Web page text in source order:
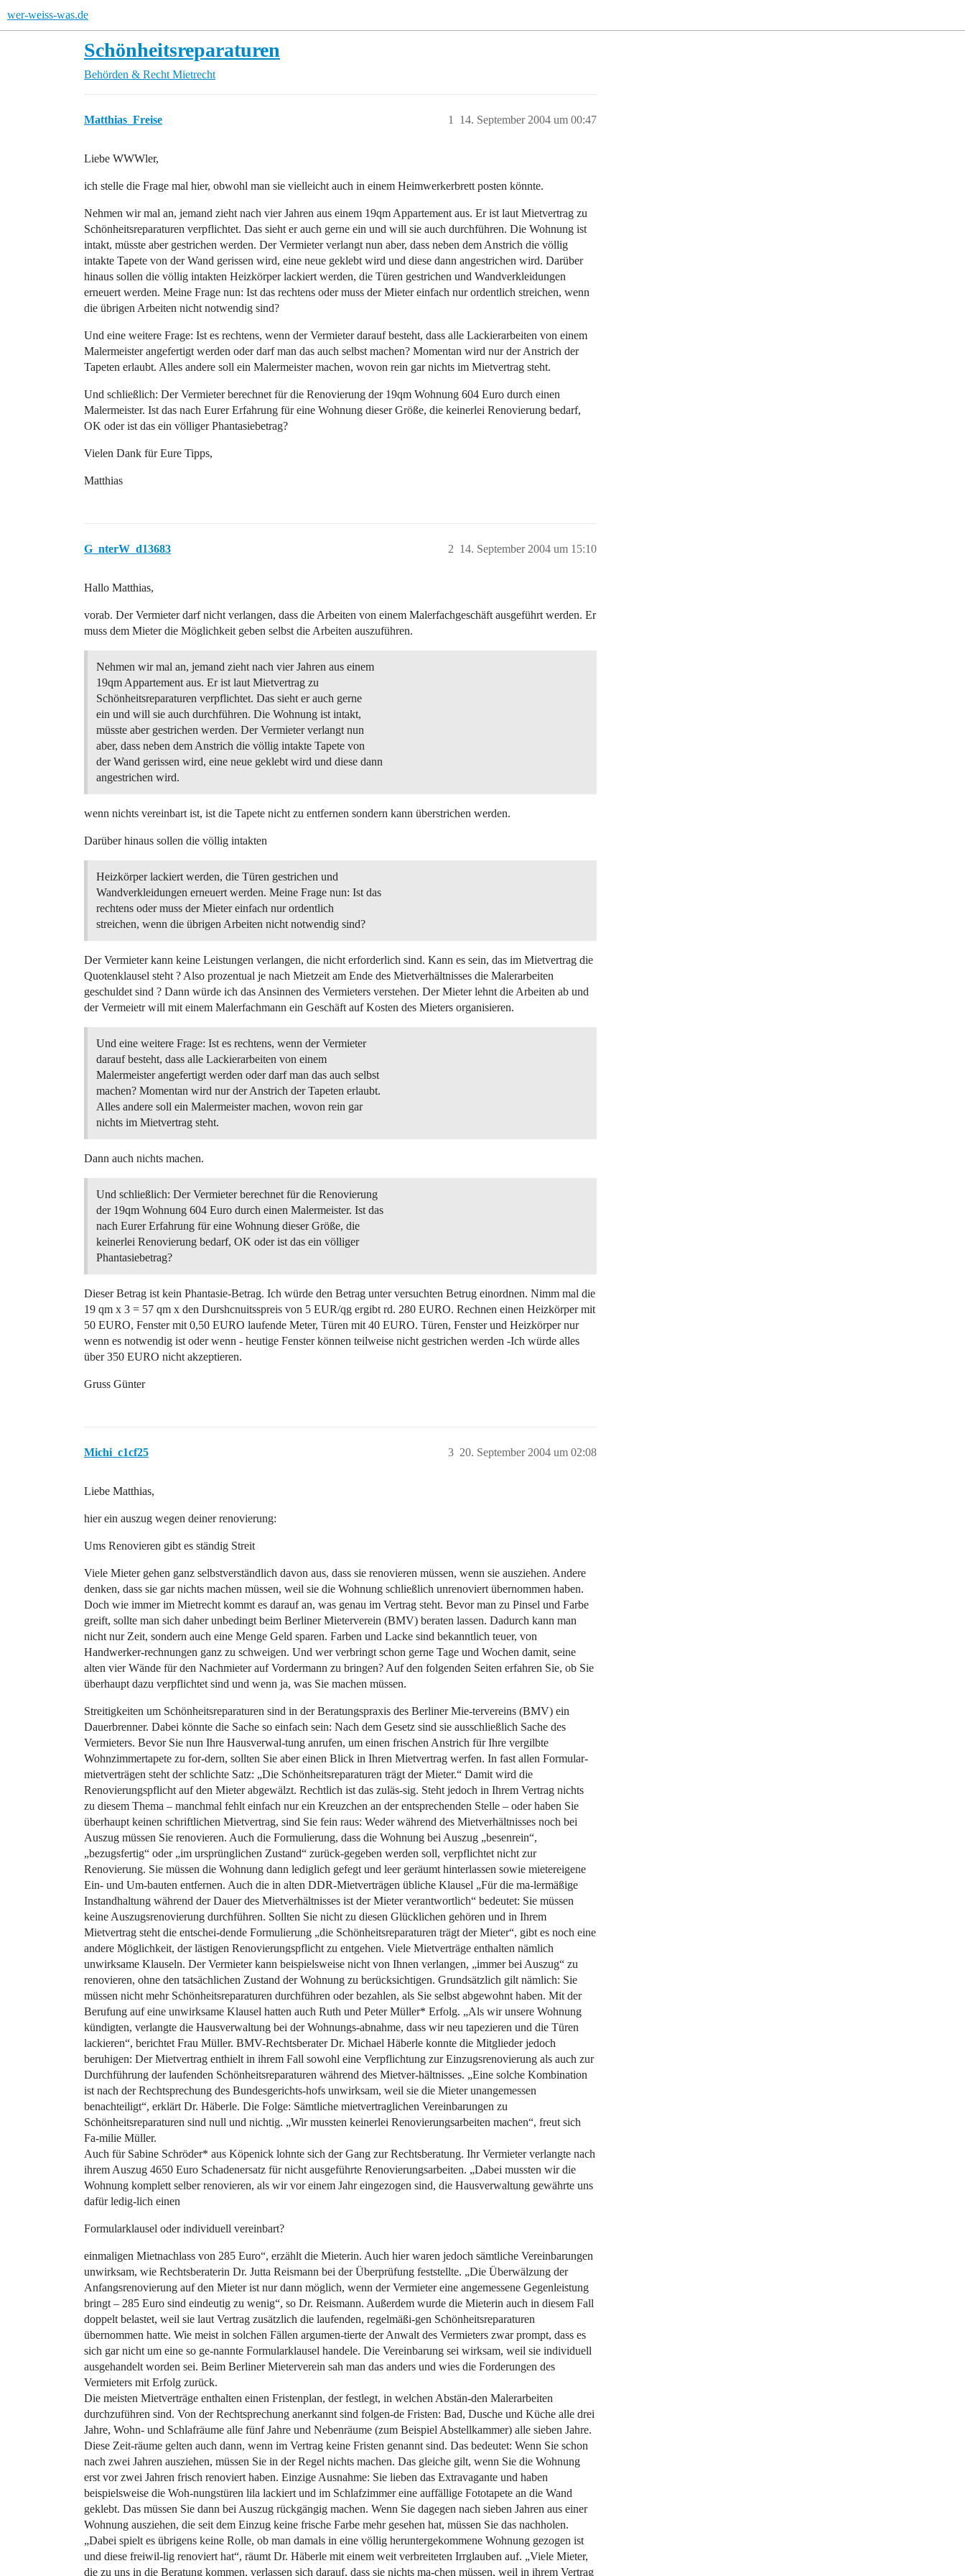
wer-weiss-was.de
Schönheitsreparaturen
Behörden & Recht Mietrecht
Matthias_Freise 14. September 2004 um 00:47
1
Liebe WWWler,
ich stelle die Frage mal hier, obwohl man sie vielleicht auch in einem Heimwerkerbrett posten könnte.
Nehmen wir mal an, jemand zieht nach vier Jahren aus einem 19qm Appartement aus. Er ist laut Mietvertrag zu
Schönheitsreparaturen verpflichtet. Das sieht er auch gerne ein und will sie auch durchführen. Die Wohnung ist
intakt, müsste aber gestrichen werden. Der Vermieter verlangt nun aber, dass neben dem Anstrich die völlig
intakte Tapete von der Wand gerissen wird, eine neue geklebt wird und diese dann angestrichen wird. Darüber
hinaus sollen die völlig intakten Heizkörper lackiert werden, die Türen gestrichen und Wandverkleidungen
erneuert werden. Meine Frage nun: Ist das rechtens oder muss der Mieter einfach nur ordentlich streichen, wenn
die übrigen Arbeiten nicht notwendig sind?
Und eine weitere Frage: Ist es rechtens, wenn der Vermieter darauf besteht, dass alle Lackierarbeiten von einem
Malermeister angefertigt werden oder darf man das auch selbst machen? Momentan wird nur der Anstrich der
Tapeten erlaubt. Alles andere soll ein Malermeister machen, wovon rein gar nichts im Mietvertrag steht.
Und schließlich: Der Vermieter berechnet für die Renovierung der 19qm Wohnung 604 Euro durch einen
Malermeister. Ist das nach Eurer Erfahrung für eine Wohnung dieser Größe, die keinerlei Renovierung bedarf,
OK oder ist das ein völliger Phantasiebetrag?
Vielen Dank für Eure Tipps,
Matthias
G_nterW_d13683 14. September 2004 um 15:10
2
Hallo Matthias,
vorab. Der Vermieter darf nicht verlangen, dass die Arbeiten von einem Malerfachgeschäft ausgeführt werden. Er
muss dem Mieter die Möglichkeit geben selbst die Arbeiten auszuführen.
Nehmen wir mal an, jemand zieht nach vier Jahren aus einem
19qm Appartement aus. Er ist laut Mietvertrag zu
Schönheitsreparaturen verpflichtet. Das sieht er auch gerne
ein und will sie auch durchführen. Die Wohnung ist intakt,
müsste aber gestrichen werden. Der Vermieter verlangt nun
aber, dass neben dem Anstrich die völlig intakte Tapete von
der Wand gerissen wird, eine neue geklebt wird und diese dann
angestrichen wird.
wenn nichts vereinbart ist, ist die Tapete nicht zu entfernen sondern kann überstrichen werden.
Darüber hinaus sollen die völlig intakten
Heizkörper lackiert werden, die Türen gestrichen und
Wandverkleidungen erneuert werden. Meine Frage nun: Ist das
rechtens oder muss der Mieter einfach nur ordentlich
streichen, wenn die übrigen Arbeiten nicht notwendig sind?
Der Vermieter kann keine Leistungen verlangen, die nicht erforderlich sind. Kann es sein, das im Mietvertrag die
Quotenklausel steht ? Also prozentual je nach Mietzeit am Ende des Mietverhältnisses die Malerarbeiten
geschuldet sind ? Dann würde ich das Ansinnen des Vermieters verstehen. Der Mieter lehnt die Arbeiten ab und
der Vermeietr will mit einem Malerfachmann ein Geschäft auf Kosten des Mieters organisieren.
Und eine weitere Frage: Ist es rechtens, wenn der Vermieter
darauf besteht, dass alle Lackierarbeiten von einem
Malermeister angefertigt werden oder darf man das auch selbst
machen? Momentan wird nur der Anstrich der Tapeten erlaubt.
Alles andere soll ein Malermeister machen, wovon rein gar
nichts im Mietvertrag steht.
Dann auch nichts machen.
Und schließlich: Der Vermieter berechnet für die Renovierung
der 19qm Wohnung 604 Euro durch einen Malermeister. Ist das
nach Eurer Erfahrung für eine Wohnung dieser Größe, die
keinerlei Renovierung bedarf, OK oder ist das ein völliger
Phantasiebetrag?
Dieser Betrag ist kein Phantasie-Betrag. Ich würde den Betrag unter versuchten Betrug einordnen. Nimm mal die
19 qm x 3 = 57 qm x den Durshcnuitsspreis von 5 EUR/qg ergibt rd. 280 EURO. Rechnen einen Heizkörper mit
50 EURO, Fenster mit 0,50 EURO laufende Meter, Türen mit 40 EURO. Türen, Fenster und Heizkörper nur
wenn es notwendig ist oder wenn - heutige Fenster können teilweise nicht gestrichen werden -Ich würde alles
über 350 EURO nicht akzeptieren.
Gruss Günter
Michi_c1cf25 20. September 2004 um 02:08
3
Liebe Matthias,
hier ein auszug wegen deiner renovierung:
Ums Renovieren gibt es ständig Streit
Viele Mieter gehen ganz selbstverständlich davon aus, dass sie renovieren müssen, wenn sie ausziehen. Andere
denken, dass sie gar nichts machen müssen, weil sie die Wohnung schließlich unrenoviert übernommen haben.
Doch wie immer im Mietrecht kommt es darauf an, was genau im Vertrag steht. Bevor man zu Pinsel und Farbe
greift, sollte man sich daher unbedingt beim Berliner Mieterverein (BMV) beraten lassen. Dadurch kann man
nicht nur Zeit, sondern auch eine Menge Geld sparen. Farben und Lacke sind bekanntlich teuer, von
Handwerker-rechnungen ganz zu schweigen. Und wer verbringt schon gerne Tage und Wochen damit, seine
alten vier Wände für den Nachmieter auf Vordermann zu bringen? Auf den folgenden Seiten erfahren Sie, ob Sie
überhaupt dazu verpflichtet sind und wenn ja, was Sie machen müssen.
Streitigkeiten um Schönheitsreparaturen sind in der Beratungspraxis des Berliner Mie-tervereins (BMV) ein
Dauerbrenner. Dabei könnte die Sache so einfach sein: Nach dem Gesetz sind sie ausschließlich Sache des
Vermieters. Bevor Sie nun Ihre Hausverwal-tung anrufen, um einen frischen Anstrich für Ihre vergilbte
Wohnzimmertapete zu for-dern, sollten Sie aber einen Blick in Ihren Mietvertrag werfen. In fast allen Formular-
mietverträgen steht der schlichte Satz: „Die Schönheitsreparaturen trägt der Mieter.“ Damit wird die
Renovierungspflicht auf den Mieter abgewälzt. Rechtlich ist das zuläs-sig. Steht jedoch in Ihrem Vertrag nichts
zu diesem Thema – manchmal fehlt einfach nur ein Kreuzchen an der entsprechenden Stelle – oder haben Sie
überhaupt keinen schriftlichen Mietvertrag, sind Sie fein raus: Weder während des Mietverhältnisses noch bei
Auszug müssen Sie renovieren. Auch die Formulierung, dass die Wohnung bei Auszug „besenrein“,
„bezugsfertig“ oder „im ursprünglichen Zustand“ zurück-gegeben werden soll, verpflichtet nicht zur
Renovierung. Sie müssen die Wohnung dann lediglich gefegt und leer geräumt hinterlassen sowie mietereigene
Ein- und Um-bauten entfernen. Auch die in alten DDR-Mietverträgen übliche Klausel „Für die ma-lermäßige
Instandhaltung während der Dauer des Mietverhältnisses ist der Mieter verantwortlich“ bedeutet: Sie müssen
keine Auszugsrenovierung durchführen. Sollten Sie nicht zu diesen Glücklichen gehören und in Ihrem
Mietvertrag steht die entschei-dende Formulierung „die Schönheitsreparaturen trägt der Mieter“, gibt es noch eine
andere Möglichkeit, der lästigen Renovierungspflicht zu entgehen. Viele Mietverträge enthalten nämlich
unwirksame Klauseln. Der Vermieter kann beispielsweise nicht von Ihnen verlangen, „immer bei Auszug“ zu
renovieren, ohne den tatsächlichen Zustand der Wohnung zu berücksichtigen. Grundsätzlich gilt nämlich: Sie
müssen nicht mehr Schönheitsreparaturen durchführen oder bezahlen, als Sie selbst abgewohnt haben. Mit der
Berufung auf eine unwirksame Klausel hatten auch Ruth und Peter Müller* Erfolg. „Als wir unsere Wohnung
kündigten, verlangte die Hausverwaltung bei der Wohnungs-abnahme, dass wir neu tapezieren und die Türen
lackieren“, berichtet Frau Müller. BMV-Rechtsberater Dr. Michael Häberle konnte die Mitglieder jedoch
beruhigen: Der Mietvertrag enthielt in ihrem Fall sowohl eine Verpflichtung zur Einzugsrenovierung als auch zur
Durchführung der laufenden Schönheitsreparaturen während des Mietver-hältnisses. „Eine solche Kombination
ist nach der Rechtsprechung des Bundesgerichts-hofs unwirksam, weil sie die Mieter unangemessen
benachteiligt“, erklärt Dr. Häberle. Die Folge: Sämtliche mietvertraglichen Vereinbarungen zu
Schönheitsreparaturen sind null und nichtig. „Wir mussten keinerlei Renovierungsarbeiten machen“, freut sich
Fa-milie Müller.
Auch für Sabine Schröder* aus Köpenick lohnte sich der Gang zur Rechtsberatung. Ihr Vermieter verlangte nach
ihrem Auszug 4650 Euro Schadenersatz für nicht ausgeführte Renovierungsarbeiten. „Dabei mussten wir die
Wohnung komplett selber renovieren, als wir vor einem Jahr eingezogen sind, die Hausverwaltung gewährte uns
dafür ledig-lich einen
Formularklausel oder individuell vereinbart?
einmaligen Mietnachlass von 285 Euro“, erzählt die Mieterin. Auch hier waren jedoch sämtliche Vereinbarungen
unwirksam, wie Rechtsberaterin Dr. Jutta Reismann bei der Überprüfung feststellte. „Die Überwälzung der
Anfangsrenovierung auf den Mieter ist nur dann möglich, wenn der Vermieter eine angemessene Gegenleistung
bringt – 285 Euro sind eindeutig zu wenig“, so Dr. Reismann. Außerdem wurde die Mieterin auch in diesem Fall
doppelt belastet, weil sie laut Vertrag zusätzlich die laufenden, regelmäßi-gen Schönheitsreparaturen
übernommen hatte. Wie meist in solchen Fällen argumen-tierte der Anwalt des Vermieters zwar prompt, dass es
sich gar nicht um eine so ge-nannte Formularklausel handele. Die Vereinbarung sei wirksam, weil sie individuell
ausgehandelt worden sei. Beim Berliner Mieterverein sah man das anders und wies die Forderungen des
Vermieters mit Erfolg zurück.
Die meisten Mietverträge enthalten einen Fristenplan, der festlegt, in welchen Abstän-den Malerarbeiten
durchzuführen sind. Von der Rechtsprechung anerkannt sind folgen-de Fristen: Bad, Dusche und Küche alle drei
Jahre, Wohn- und Schlafräume alle fünf Jahre und Nebenräume (zum Beispiel Abstellkammer) alle sieben Jahre.
Diese Zeit-räume gelten auch dann, wenn im Vertrag keine Fristen genannt sind. Das bedeutet: Wenn Sie schon
nach zwei Jahren ausziehen, müssen Sie in der Regel nichts machen. Das gleiche gilt, wenn Sie die Wohnung
erst vor zwei Jahren frisch renoviert haben. Einzige Ausnahme: Sie lieben das Extravagante und haben
beispielsweise die Woh-nungstüren lila lackiert und im Schlafzimmer eine auffällige Fototapete an die Wand
geklebt. Das müssen Sie dann bei Auszug rückgängig machen. Wenn Sie dagegen nach sieben Jahren aus einer
Wohnung ausziehen, die seit dem Einzug keine frische Farbe mehr gesehen hat, müssen Sie das nachholen.
„Dabei spielt es übrigens keine Rolle, ob man damals in eine völlig heruntergekommene Wohnung gezogen ist
und diese freiwil-lig renoviert hat“, räumt Dr. Häberle mit einem weit verbreiteten Irrglauben auf. „Viele Mieter,
die zu uns in die Beratung kommen, verlassen sich darauf, dass sie nichts ma-chen müssen, weil in ihrem Vertrag